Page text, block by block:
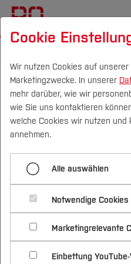
Campus Personen
Studium
Studienangebote
Vor dem Studium
Bewerben &
Bewerbungsportal
Im Studium
Studienbüros und
Nach dem
Forschung &
Profil
Forschungs- und
Schwerpunkte (FuT)
Beratung &
Nachhaltigkeit
Nachhaltigkeit
International
NRW-
15.01.2026
Umweltingenieurwesen
Dr. David
Radwege-
Cookie
Wir nutzen Cookies auf
Marketingzwecke. In unserer
mehr darüber, wie wir
wie Sie uns kontaktieren
welche Cookies wir nutzen und
annehmen.
Alle auswählen
Notwendige Cookies
Marketingrelevante
Einbettung